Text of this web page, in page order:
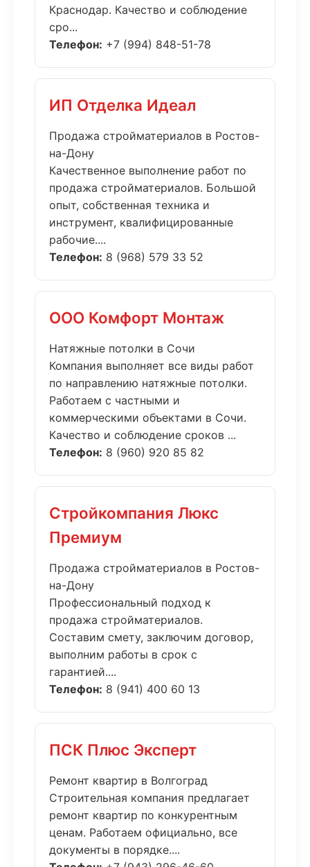
Краснодар. Качество и соблюдение
сро...
Телефон: +7 (994) 848-51-78
ИП Отделка Идеал
Продажа стройматериалов в Ростов-
на-Дону
Качественное выполнение работ по
продажа стройматериалов. Большой
опыт, собственная техника и
инструмент, квалифицированные
рабочие....
Телефон: 8 (968) 579 33 52
ООО Комфорт Монтаж
Натяжные потолки в Сочи
Компания выполняет все виды работ
по направлению натяжные потолки.
Работаем с частными и
коммерческими объектами в Сочи.
Качество и соблюдение сроков ...
Телефон: 8 (960) 920 85 82
Стройкомпания Люкс
Премиум
Продажа стройматериалов в Ростов-
на-Дону
Профессиональный подход к
продажа стройматериалов.
Составим смету, заключим договор,
выполним работы в срок с
гарантией....
Телефон: 8 (941) 400 60 13
ПСК Плюс Эксперт
Ремонт квартир в Волгоград
Строительная компания предлагает
ремонт квартир по конкурентным
ценам. Работаем официально, все
документы в порядке....